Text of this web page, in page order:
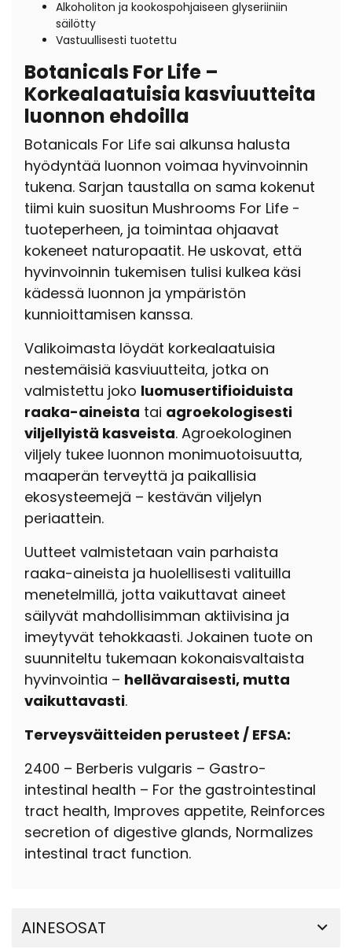
Alkoholiton ja kookospohjaiseen glyseriiniin
säilötty
Vastuullisesti tuotettu
Botanicals For Life –
Korkealaatuisia kasviuutteita
luonnon ehdoilla
Botanicals For Life sai alkunsa halusta
hyödyntää luonnon voimaa hyvinvoinnin
tukena. Sarjan taustalla on sama kokenut
tiimi kuin suositun Mushrooms For Life -
tuoteperheen, ja toimintaa ohjaavat
kokeneet naturopaatit. He uskovat, että
hyvinvoinnin tukemisen tulisi kulkea käsi
kädessä luonnon ja ympäristön
kunnioittamisen kanssa.
Valikoimasta löydät korkealaatuisia
nestemäisiä kasviuutteita, jotka on
valmistettu joko luomusertifioiduista
raaka-aineista tai agroekologisesti
viljellyistä kasveista. Agroekologinen
viljely tukee luonnon monimuotoisuutta,
maaperän terveyttä ja paikallisia
ekosysteemejä – kestävän viljelyn
periaattein.
Uutteet valmistetaan vain parhaista
raaka-aineista ja huolellisesti valituilla
menetelmillä, jotta vaikuttavat aineet
säilyvät mahdollisimman aktiivisina ja
imeytyvät tehokkaasti. Jokainen tuote on
suunniteltu tukemaan kokonaisvaltaista
hyvinvointia – hellävaraisesti, mutta
vaikuttavasti.
Terveysväitteiden perusteet / EFSA:
2400 – Berberis vulgaris – Gastro-
intestinal health – For the gastrointestinal
tract health, Improves appetite, Reinforces
secretion of digestive glands, Normalizes
intestinal tract function.
AINESOSAT